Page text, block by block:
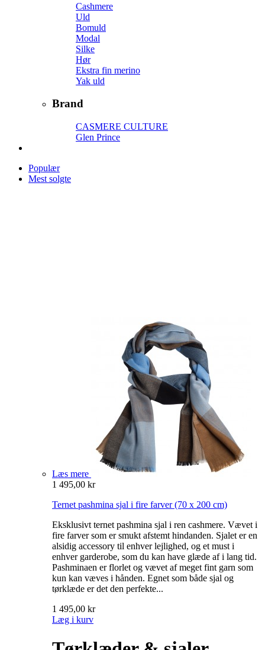
Cashmere
Uld
Bomuld
Modal
Silke
Hør
Ekstra fin merino
Yak uld
Brand
CASMERE CULTURE
Glen Prince
Populær
Mest solgte
Læs mere
1 495,00 kr
Ternet pashmina sjal i fire farver(70 x 200 cm)
Eksklusivt ternet pashmina sjal i ren cashmere. Vævet i
fire farver som er smukt afstemt hindanden. Sjalet er en
alsidig accessory til enhver lejlighed, og et must i
enhver garderobe, som du kan have glæde af i lang tid.
Pashminaen er florlet og vævet af meget fint garn som
kun kan væves i hånden. Egnet som både sjal og
tørklæde er det den perfekte...
1 495,00 kr
Læg i kurv